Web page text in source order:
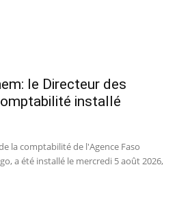
le Directeur des
installé
la comptabilité de l'Agence Faso
a été installé le mercredi 5 août 2026,